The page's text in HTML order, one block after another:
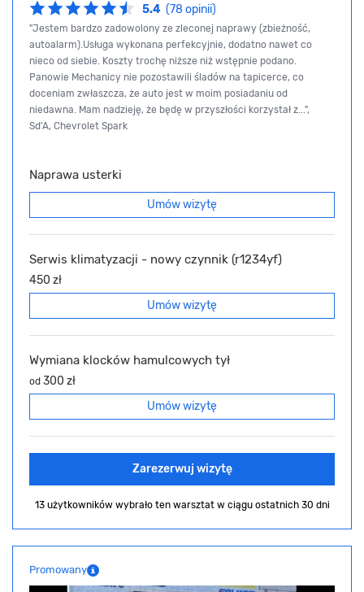
5.4 (78 opinii)
"Jestem bardzo zadowolony ze zleconej naprawy (zbieżność,
autoalarm).Usługa wykonana perfekcyjnie, dodatno nawet co
nieco od siebie. Koszty trochę niższe niż wstępnie podano.
Panowie Mechanicy nie pozostawili śladów na tapicerce, co
doceniam zwłaszcza, że auto jest w moim posiadaniu od
niedawna. Mam nadzieję, że będę w przyszłości korzystał z...",
Sd'A, Chevrolet Spark
Naprawa usterki
Umów wizytę
Serwis klimatyzacji - nowy czynnik (r1234yf)
450 zł
Umów wizytę
Wymiana klocków hamulcowych tył
od 300 zł
Umów wizytę
Zarezerwuj wizytę
13 użytkowników wybrało ten warsztat w ciągu ostatnich 30 dni
Promowany